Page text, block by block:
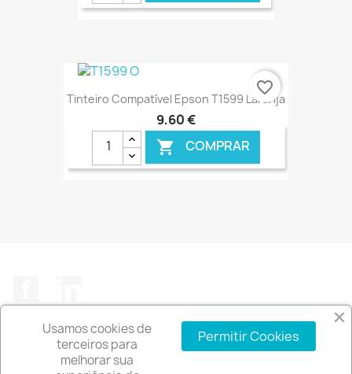
€ ONLINE
Tinteiro Compatível Epson T1599 Laranja
9,60 €
 COMPRAR
favorite_border
Usamos cookies de
terceiros para
melhorar sua
Permitir Cookies